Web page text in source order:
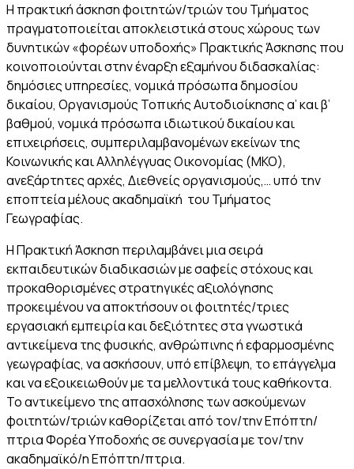
Η πρακτική άσκηση φοιτητών/τριών του Τμήματος
πραγματοποιείται αποκλειστικά στους χώρους των
δυνητικών «φορέων υποδοχής» Πρακτικής Άσκησης που
κοινοποιούνται στην έναρξη εξαμήνου διδασκαλίας:
δημόσιες υπηρεσίες, νομικά πρόσωπα δημοσίου
δικαίου, Οργανισμούς Τοπικής Αυτοδιοίκησης α’ και β’
βαθμού, νομικά πρόσωπα ιδιωτικού δικαίου και
επιχειρήσεις, συμπεριλαμβανομένων εκείνων της
Κοινωνικής και Αλληλέγγυας Οικονομίας (ΜΚΟ),
ανεξάρτητες αρχές, Διεθνείς οργανισμούς,… υπό την
εποπτεία μέλους ακαδημαϊκή του Τμήματος
Γεωγραφίας.
Η Πρακτική Άσκηση περιλαμβάνει μια σειρά
εκπαιδευτικών διαδικασιών με σαφείς στόχους και
προκαθορισμένες στρατηγικές αξιολόγησης
προκειμένου να αποκτήσουν οι φοιτητές/τριες
εργασιακή εμπειρία και δεξιότητες στα γνωστικά
αντικείμενα της φυσικής, ανθρώπινης ή εφαρμοσμένης
γεωγραφίας, να ασκήσουν, υπό επίβλεψη, το επάγγελμα
και να εξοικειωθούν με τα μελλοντικά τους καθήκοντα.
Το αντικείμενο της απασχόλησης των ασκούμενων
φοιτητών/τριών καθορίζεται από τον/την Επόπτη/
πτρια Φορέα Υποδοχής σε συνεργασία με τον/την
ακαδημαϊκό/η Επόπτη/πτρια.